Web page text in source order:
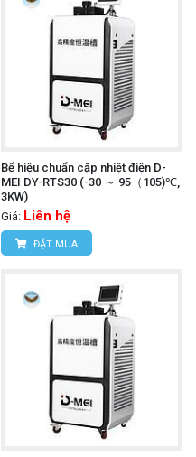
Bể hiệu chuẩn cặp nhiệt điện D-
MEI DY-RTS30 (-30 ～ 95（105)℃,
3KW)
Giá: Liên hệ
ĐẶT MUA